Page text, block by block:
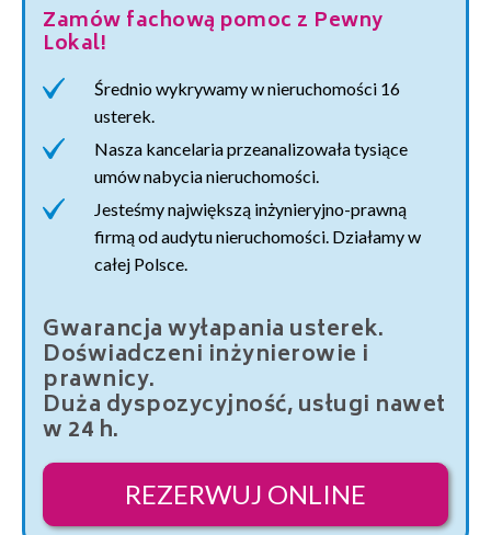
Zamów fachową pomoc z Pewny
Lokal!
Średnio wykrywamy w nieruchomości 16
usterek.
Nasza kancelaria przeanalizowała tysiące
umów nabycia nieruchomości.
Jesteśmy największą inżynieryjno-prawną
firmą od audytu nieruchomości. Działamy w
całej Polsce.
Gwarancja wyłapania usterek.
Doświadczeni inżynierowie i
prawnicy.
Duża dyspozycyjność, usługi nawet
w 24 h.
REZERWUJ ONLINE